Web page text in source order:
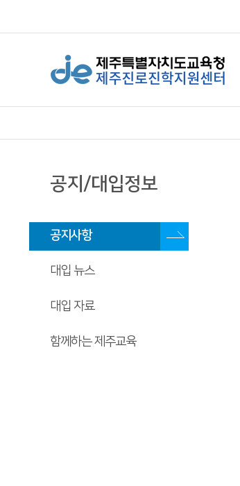
공지/대입정보
공지사항
대입 뉴스
대입 자료
함께하는 제주교육